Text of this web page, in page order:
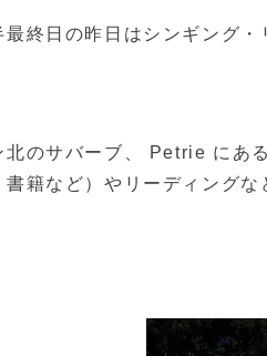
最終日の昨日はシンギング・
北のサバーブ、 Petrie にあ
書籍など）やリーディング